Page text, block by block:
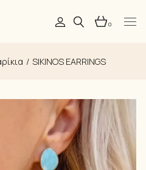
0
SIKINOS EARRINGS